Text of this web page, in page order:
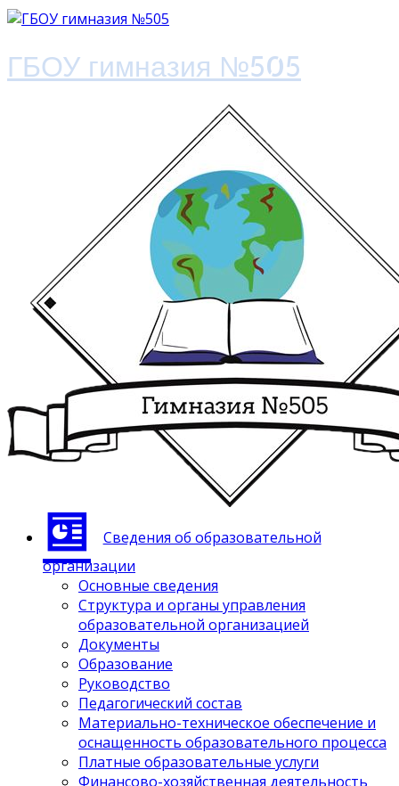
ГБОУ гимназия №505
Сведения об образовательной
организации
Основные сведения
Структура и органы управления
образовательной организацией
Документы
Образование
Руководство
Педагогический состав
Материально-техническое обеспечение и
оснащенность образовательного процесса
Платные образовательные услуги
Финансово-хозяйственная деятельность